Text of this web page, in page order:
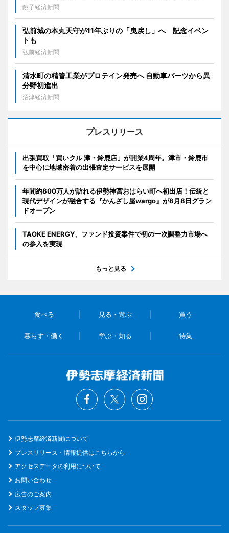
銚子経済新聞
弘前城の本丸天守が11年ぶりの「曳戻し」へ 記念イベン
トも
弘前経済新聞
清水町の精管工業がプロテイン発売へ 自動車パーツから異
分野初進出
沼津経済新聞
プレスリリース
出張買取「買いクル 津・鈴鹿店」が開業4周年。津市・鈴鹿市
を中心に地域密着の出張査定サービスを展開
年間約800万人が訪れる伊勢神宮おはらい町へ初出店！伝統と
現代デザインが融合する『かんざし屋wargo』が8月8日グラン
ドオープン
TAOKE ENERGY、ファンド投資案件で初の一次調整力市場へ
の参入を実現
もっと見る
食べる 見る・遊ぶ 買う
暮らす・働く 学ぶ・知る 特集
伊勢志摩経済新聞について
プレスリリース・情報提供はこちらから
アクセスデータの利用について
お問い合わせ
広告のご案内
スタッフ募集